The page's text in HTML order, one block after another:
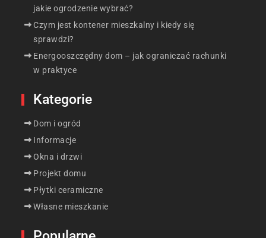
jakie ogrodzenie wybrać?
Czym jest kontener mieszkalny i kiedy się
sprawdzi?
Energooszczędny dom – jak ograniczać rachunki
w praktyce
Kategorie
Dom i ogród
Informacje
Okna i drzwi
Projekt domu
Płytki ceramiczne
Własne mieszkanie